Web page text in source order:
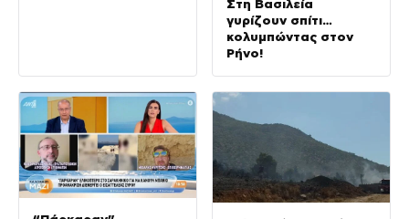
Στη Βασιλεία
γυρίζουν σπίτι…
κολυμπώντας στον
Ρήνο!